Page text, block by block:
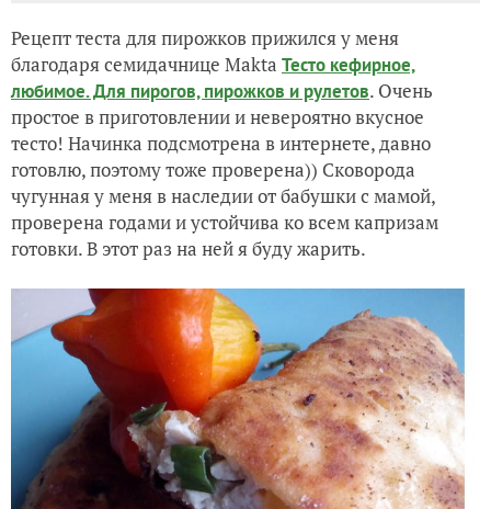
Рецепт теста для пирожков прижился у меня
благодаря семидачнице Makta Тесто кефирное,
любимое. Для пирогов, пирожков и рулетов. Очень
простое в приготовлении и невероятно вкусное
тесто! Начинка подсмотрена в интернете, давно
готовлю, поэтому тоже проверена)) Сковорода
чугунная у меня в наследии от бабушки с мамой,
проверена годами и устойчива ко всем капризам
готовки. В этот раз на ней я буду жарить.